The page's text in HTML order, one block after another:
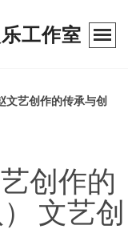
工作室
文艺创作的传承与创
创作的
文艺创